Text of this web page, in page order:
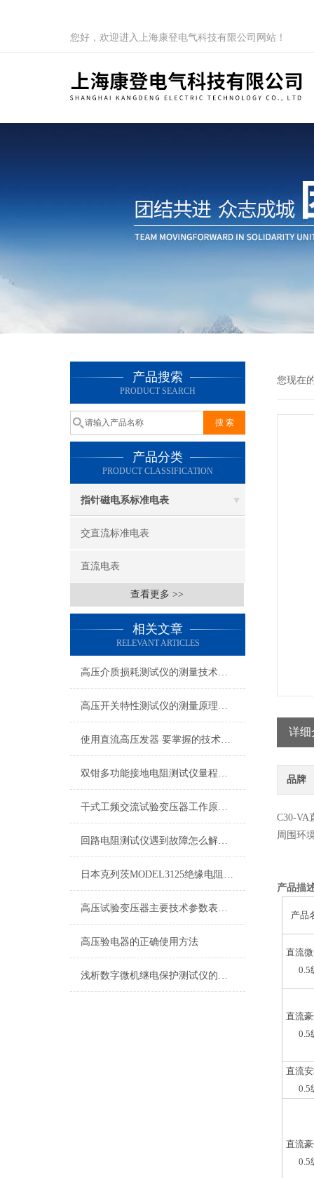
您好，欢迎进入上海康登电气科技有限公司网站！
产品搜索
PRODUCT SEARCH
产品分类
PRODUCT CLASSIFICATION
指针磁电系标准电表
交直流标准电表
直流电表
查看更多 >>
相关文章
RELEVANT ARTICLES
高压介质损耗测试仪的测量技术亮点
高压开关特性测试仪的测量原理与保养
使用直流高压发器 要掌握的技术要点
双钳多功能接地电阻测试仪量程及精度介绍
干式工频交流试验变压器工作原理及结构
回路电阻测试仪遇到故障怎么解决呢？
日本克列茨MODEL3125绝缘电阻测试仪特点
高压试验变压器主要技术参数表选型
高压验电器的正确使用方法
浅析数字微机继电保护测试仪的工作原理
您现在
详细
品牌
C30-VA
周围环
产品描
产品
直流
0.5
直流
0.5
直流
0.5
直流
0.5